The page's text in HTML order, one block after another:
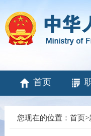
首页
您现在的位置： 首页>